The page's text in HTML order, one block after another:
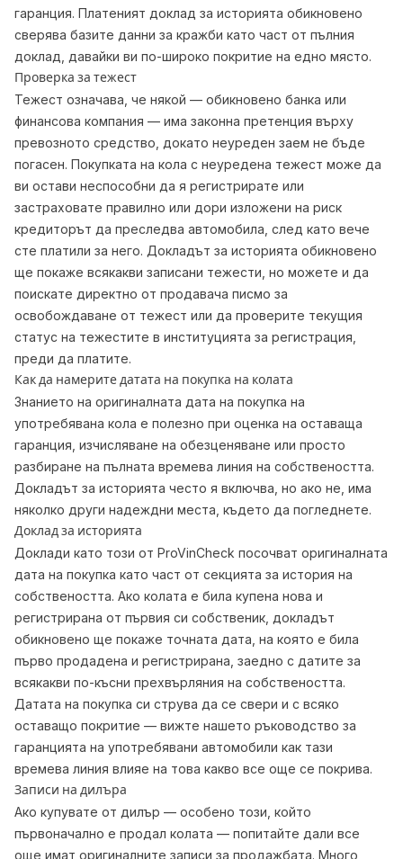
гаранция. Платеният доклад за историята обикновено
сверява базите данни за кражби като част от пълния
доклад, давайки ви по-широко покритие на едно място.
Проверка за тежест
Тежест означава, че някой — обикновено банка или
финансова компания — има законна претенция върху
превозното средство, докато неуреден заем не бъде
погасен. Покупката на кола с неуредена тежест може да
ви остави неспособни да я регистрирате или
застраховате правилно или дори изложени на риск
кредиторът да преследва автомобила, след като вече
сте платили за него. Докладът за историята обикновено
ще покаже всякакви записани тежести, но можете и да
поискате директно от продавача писмо за
освобождаване от тежест или да проверите текущия
статус на тежестите в институцията за регистрация,
преди да платите.
Как да намерите датата на покупка на колата
Знанието на оригиналната дата на покупка на
употребявана кола е полезно при оценка на оставаща
гаранция, изчисляване на обезценяване или просто
разбиране на пълната времева линия на собствеността.
Докладът за историята често я включва, но ако не, има
няколко други надеждни места, където да погледнете.
Доклад за историята
Доклади като този от ProVinCheck посочват оригиналната
дата на покупка като част от секцията за история на
собствеността. Ако колата е била купена нова и
регистрирана от първия си собственик, докладът
обикновено ще покаже точната дата, на която е била
първо продадена и регистрирана, заедно с датите за
всякакви по-късни прехвърляния на собствеността.
Датата на покупка си струва да се свери и с всяко
оставащо покритие — вижте нашето ръководство за
гаранцията на употребявани автомобили как тази
времева линия влияе на това какво все още се покрива.
Записи на дилъра
Ако купувате от дилър — особено този, който
първоначално е продал колата — попитайте дали все
още имат оригиналните записи за продажбата. Много